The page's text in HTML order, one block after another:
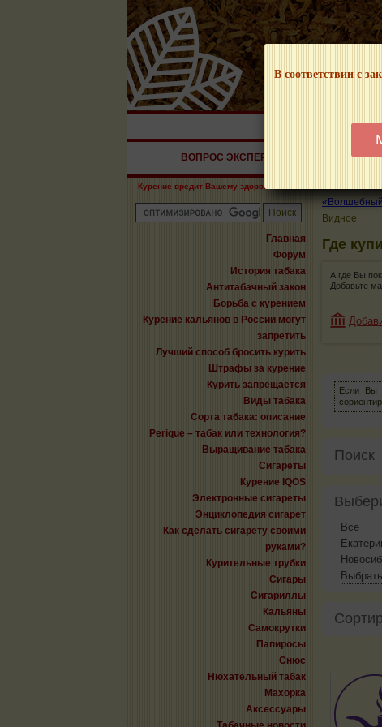
В соответствии с
НАШ ПОРТАЛ –
ВОПРОС ЭКСПЕРТУ
Курение вредит Вашему здоровью!
Главная
Форум
История табака
Антитабачный закон
Борьба с курением
Курение кальянов в России могут
запретить
Лучший способ бросить курить
Штрафы за курение
Курить запрещается
Виды табака
Сорта табака: описание
Perique – табак или технология?
Выращивание табака
Сигареты
Курение IQOS
Электронные сигареты
Энциклопедия сигарет
Как сделать сигарету своими
руками?
Курительные трубки
Сигары
Сигариллы
Кальяны
Самокрутки
Папиросы
Снюс
Нюхательный табак
Махорка
Аксессуары
«Волшебный
Видное
Где
А где Вы
Добавьте
Если Вы
Поиск
Все